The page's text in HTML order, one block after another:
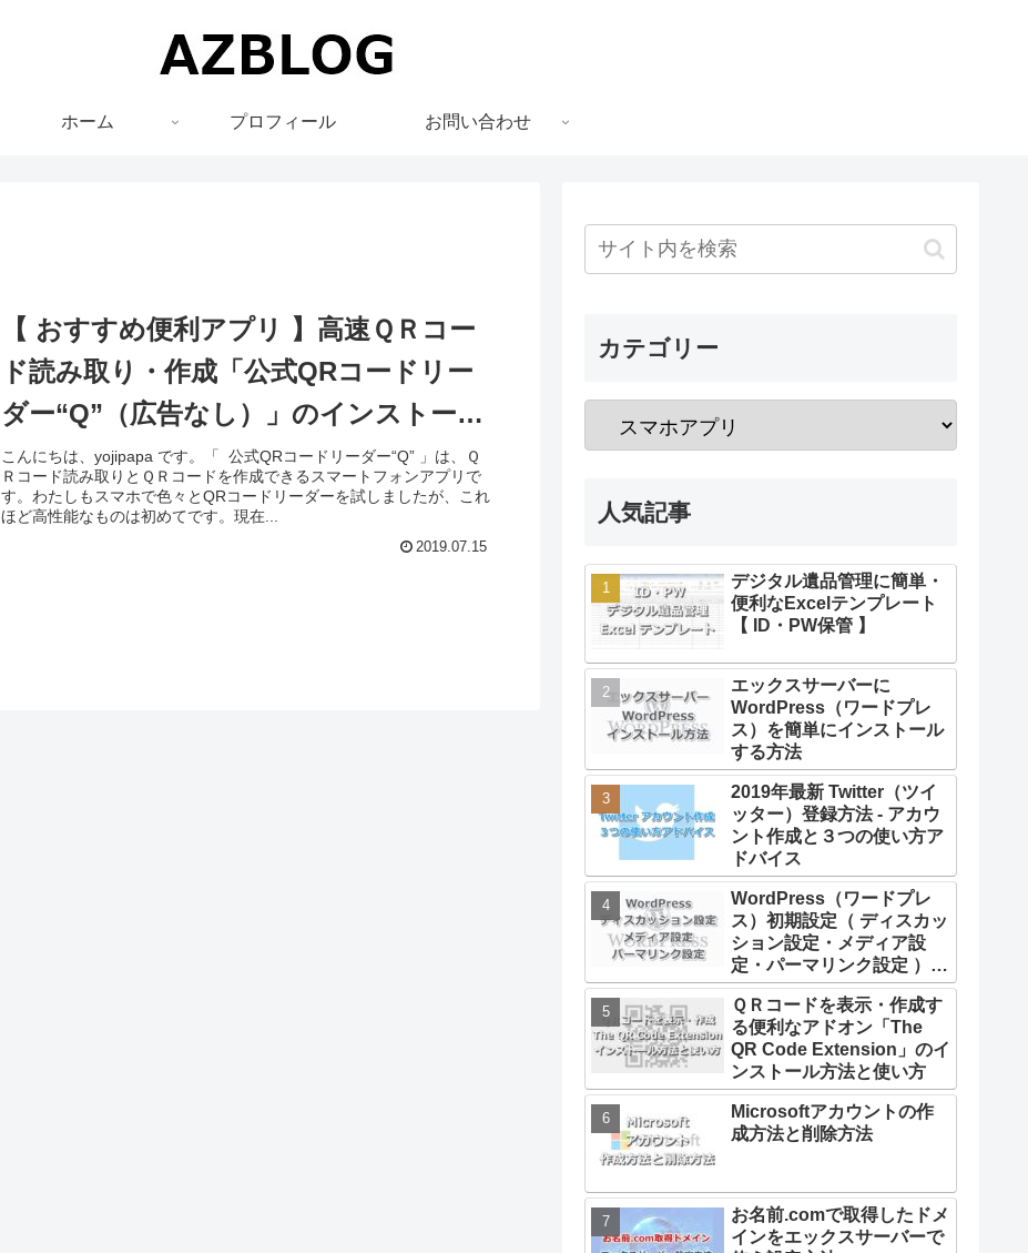
ホーム プロフィール お問い合わせ
【 おすすめ便利アプリ 】高速ＱＲコー
ド読み取り・作成「公式QRコードリー
ダー“Q”（広告なし）」のインストール
方法と使い方
こんにちは、yojipapa です。「 公式QRコードリーダー“Q” 」は、Ｑ
Ｒコード読み取りとＱＲコードを作成できるスマートフォンアプリで
す。わたしもスマホで色々とQRコードリーダーを試しましたが、これ
ほど高性能なものは初めてです。現在...
2019.07.15
カテゴリー
人気記事
デジタル遺品管理に簡単・
便利なExcelテンプレート
【 ID・PW保管 】
エックスサーバーに
WordPress（ワードプレ
ス）を簡単にインストール
する方法
2019年最新 Twitter（ツイ
ッター）登録方法 - アカウ
ント作成と３つの使い方ア
ドバイス
WordPress（ワードプレ
ス）初期設定（ ディスカッ
ション設定・メディア設
定・パーマリンク設定 ）方
法
ＱＲコードを表示・作成す
る便利なアドオン「The
QR Code Extension」のイ
ンストール方法と使い方
Microsoftアカウントの作
成方法と削除方法
お名前.comで取得したドメ
インをエックスサーバーで